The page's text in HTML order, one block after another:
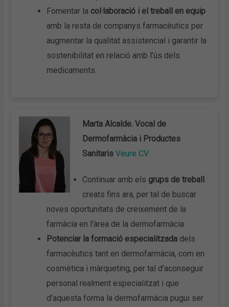
Fomentar la col·laboració i el treball en equip
amb la resta de companys farmacèutics per
augmentar la qualitat assistencial i garantir la
sostenibilitat en relació amb l’ús dels
medicaments.
Marta Alcalde. Vocal de
Dermofarmàcia i Productes
SanitarisVeure CV
Continuar amb els grups de treball
creats fins ara, per tal de buscar
noves oportunitats de creixement de la
farmàcia en l’àrea de la dermofarmàcia.
Potenciar la formació especialitzada dels
farmacèutics tant en dermofarmàcia, com en
cosmètica i màrqueting, per tal d’aconseguir
personal realment especialitzat i que
d’aquesta forma la dermofarmàcia pugui ser